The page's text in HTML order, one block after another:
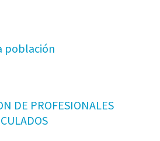
población
DE PROFESIONALES